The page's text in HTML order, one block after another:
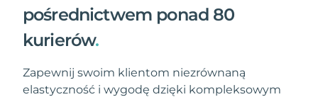
pośrednictwem ponad 80
kurierów.
Zapewnij swoim klientom niezrównaną
elastyczność i wygodę dzięki kompleksowym